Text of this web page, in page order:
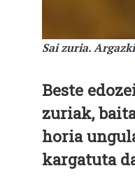
Sai zuria.
Beste
zuriak,
horia
kargatuta